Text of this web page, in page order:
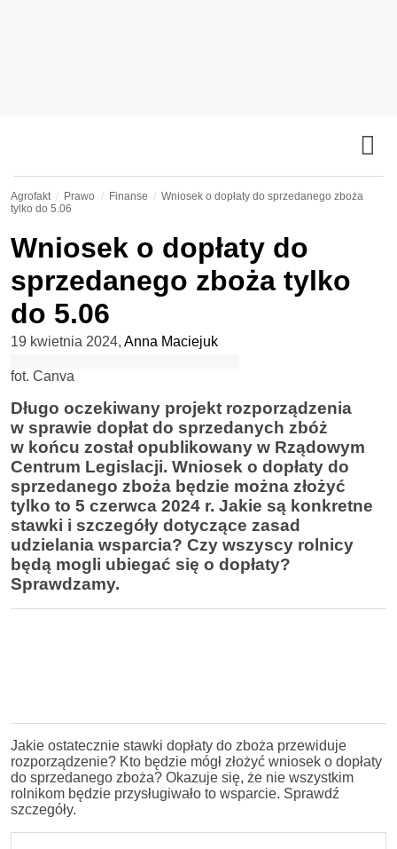
Agrofakt Prawo Finanse
Wniosek o dopłaty do sprzedanego zboża
tylko do 5.06
Wniosek o dopłaty do
sprzedanego zboża tylko
do 5.06
19 kwietnia 2024, Anna Maciejuk
fot. Canva
Długo oczekiwany projekt rozporządzenia
w sprawie dopłat do sprzedanych zbóż
w końcu został opublikowany w Rządowym
Centrum Legislacji. Wniosek o dopłaty do
sprzedanego zboża będzie można złożyć
tylko to 5 czerwca 2024 r. Jakie są konkretne
stawki i szczegóły dotyczące zasad
udzielania wsparcia? Czy wszyscy rolnicy
będą mogli ubiegać się o dopłaty?
Sprawdzamy.
Jakie ostatecznie stawki dopłaty do zboża przewiduje
rozporządzenie? Kto będzie mógł złożyć wniosek o dopłaty
do sprzedanego zboża? Okazuje się, że nie wszystkim
rolnikom będzie przysługiwało to wsparcie. Sprawdź
szczegóły.